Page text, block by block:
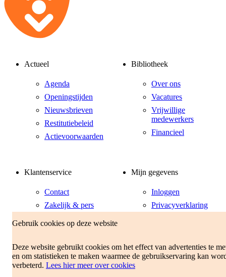
Gebruik cookies op deze website
Deze website gebruikt cookies om het effect van advertenties te
en om statistieken te maken waarmee de gebruikservaring kan
verbeterd. Lees hier meer over cookies
Actueel
Agenda
Openingstijden
Nieuwsbrieven
Restitutiebeleid
Actievoorwaarden
Bibliotheek
Over ons
Vacatures
Vrijwillige
medewerkers
Financieel
Klantenservice
Contact
Zakelijk & pers
Opzeggen
abonnement
Mijn gegevens
Inloggen
Privacyverklaring